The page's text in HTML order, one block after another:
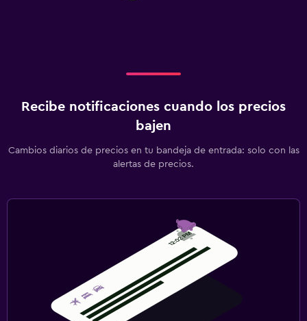
Recibe notificaciones cuando los precios
bajen
Cambios diarios de precios en tu bandeja de entrada: solo con las
alertas de precios.